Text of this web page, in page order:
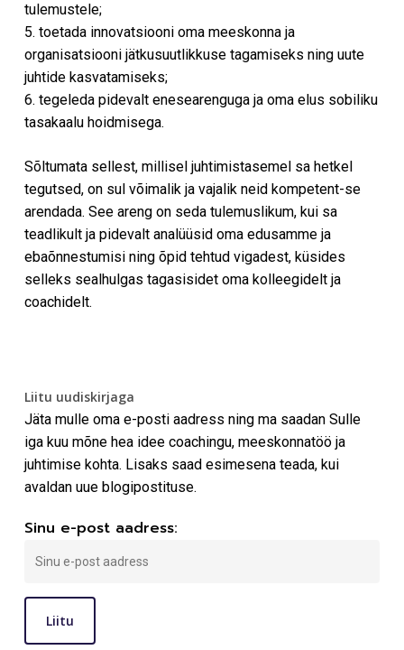
tulemustele;
5. toetada innovatsiooni oma meeskonna ja
organisatsiooni jätkusuutlikkuse tagamiseks ning uute
juhtide kasvatamiseks;
6. tegeleda pidevalt enesearenguga ja oma elus sobiliku
tasakaalu hoidmisega.
Sõltumata sellest, millisel juhtimistasemel sa hetkel
tegutsed, on sul võimalik ja vajalik neid kompetent-se
arendada. See areng on seda tulemuslikum, kui sa
teadlikult ja pidevalt analüüsid oma edusamme ja
ebaõnnestumisi ning õpid tehtud vigadest, küsides
selleks sealhulgas tagasisidet oma kolleegidelt ja
coachidelt.
Liitu uudiskirjaga
Jäta mulle oma e-posti aadress ning ma saadan Sulle
iga kuu mõne hea idee coachingu, meeskonnatöö ja
juhtimise kohta. Lisaks saad esimesena teada, kui
avaldan uue blogipostituse.
Sinu e-post aadress: